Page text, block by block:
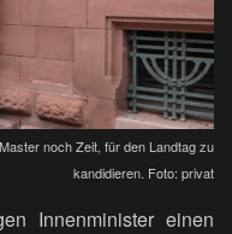
noch Zeit, für den Landtag zu
kandidieren. Foto: privat
Innenminister einen